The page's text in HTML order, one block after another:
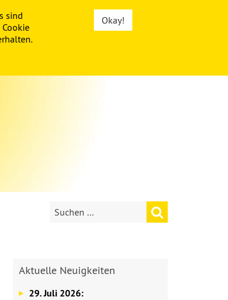
Aktuelle Neuigkeiten
29. Juli 2026:
sind
Okay!